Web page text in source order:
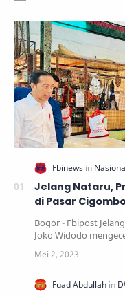
Jelang Nataru,
di Pasar
Bogor - Fbipost
Joko Widodo